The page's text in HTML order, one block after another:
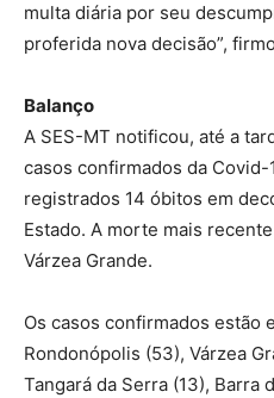
multa diária por seu
proferida nova decisão”,
Balanço
A SES-MT notificou, até a
casos confirmados da
registrados 14 óbitos em
Estado. A morte mais
Várzea Grande.
Os casos confirmados estão
Rondonópolis (53), Várzea
Tangará da Serra (13), Barra